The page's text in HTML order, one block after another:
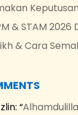
& STAM 2026
& Cara
: “